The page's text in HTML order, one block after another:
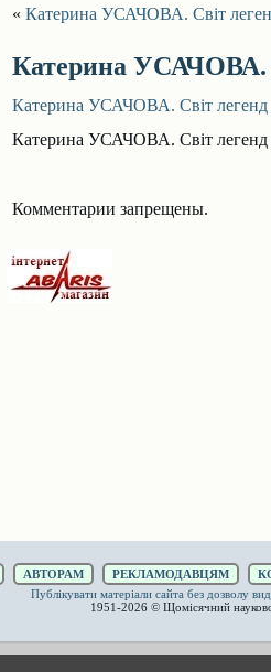
« Катерина УСАЧОВА. Світ
Катерина УСАЧОВА.
Катерина УСАЧОВА. Світ легенд
Катерина УСАЧОВА. Світ легенд
Комментарии запрещены.
АВТОРАМ РЕКЛАМОДАВЦЯМ
Публікувати матеріали сайта без дозволу
1951-2026 © Щомісячний